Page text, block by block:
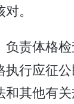
。
负责体格检
执行应征
和其他有